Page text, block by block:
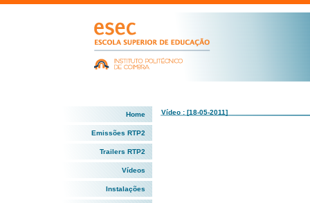
Home
Emissões RTP2
Trailers RTP2
Vídeos
Instalações
Vídeo : [18-05-2011]